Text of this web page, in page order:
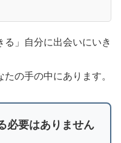
」自分に出会いにいき
の手の中にあります。
必要はありません